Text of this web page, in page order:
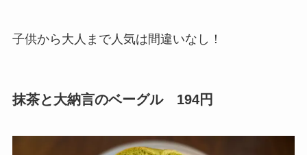
子供から大人まで人気は間違いなし！
抹茶と大納言のベーグル 194円